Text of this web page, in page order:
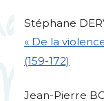
Stéphane
« De la
(159-172)
Jean-Pierre